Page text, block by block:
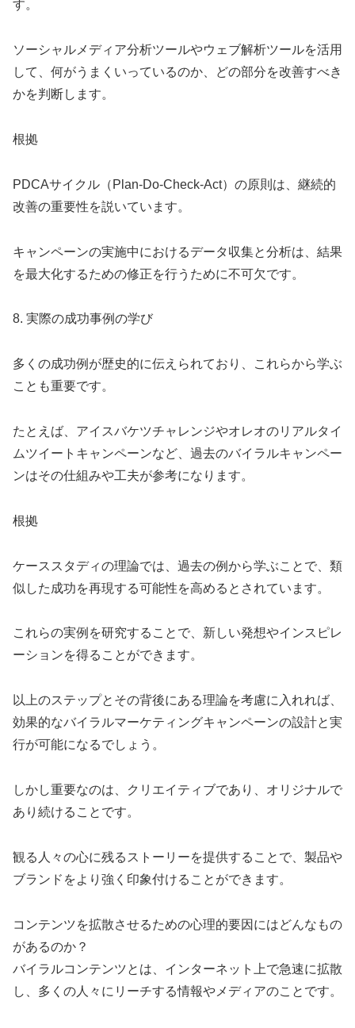
す。
ソーシャルメディア分析ツールやウェブ解析ツールを活用
して、何がうまくいっているのか、どの部分を改善すべき
かを判断します。
根拠
PDCAサイクル（Plan-Do-Check-Act）の原則は、継続的
改善の重要性を説いています。
キャンペーンの実施中におけるデータ収集と分析は、結果
を最大化するための修正を行うために不可欠です。
8. 実際の成功事例の学び
多くの成功例が歴史的に伝えられており、これらから学ぶ
ことも重要です。
たとえば、アイスバケツチャレンジやオレオのリアルタイ
ムツイートキャンペーンなど、過去のバイラルキャンペー
ンはその仕組みや工夫が参考になります。
根拠
ケーススタディの理論では、過去の例から学ぶことで、類
似した成功を再現する可能性を高めるとされています。
これらの実例を研究することで、新しい発想やインスピレ
ーションを得ることができます。
以上のステップとその背後にある理論を考慮に入れれば、
効果的なバイラルマーケティングキャンペーンの設計と実
行が可能になるでしょう。
しかし重要なのは、クリエイティブであり、オリジナルで
あり続けることです。
観る人々の心に残るストーリーを提供することで、製品や
ブランドをより強く印象付けることができます。
コンテンツを拡散させるための心理的要因にはどんなもの
があるのか？
バイラルコンテンツとは、インターネット上で急速に拡散
し、多くの人々にリーチする情報やメディアのことです。